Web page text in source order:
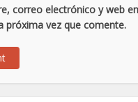
correo electrónico y web
próxima vez que comente.